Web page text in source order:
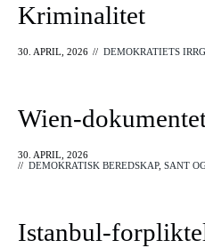
Kriminalitet
30. APRIL, 2026 // DEMOKRATIETS
Wien-
30. APRIL, 2026
// DEMOKRATISK BEREDSKAP, SANT
Istanbul-